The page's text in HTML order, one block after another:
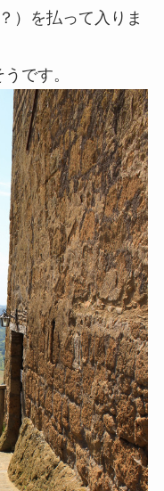
）を払って入りま
です。